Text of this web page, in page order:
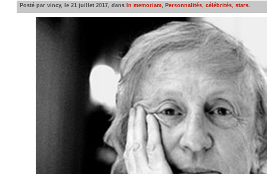
Posté par vincy, le 21 juillet 2017, dans In memoriam, Personnalités, célébrités, stars.